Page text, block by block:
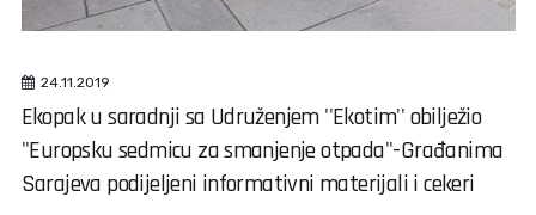
24.11.2019
Ekopak u saradnji sa Udruženjem ''Ekotim'' obilježio
''Europsku sedmicu za smanjenje otpada''-Građanima
Sarajeva podijeljeni informativni materijali i cekeri